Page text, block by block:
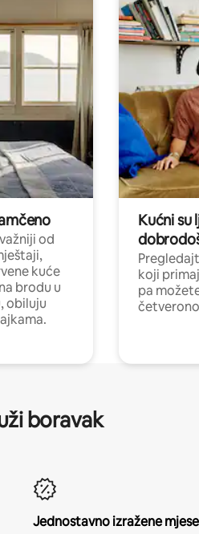
od
kuće
brodu u
obiluju
Kućni su
koji
pa
boravak
Jednostavno izražene